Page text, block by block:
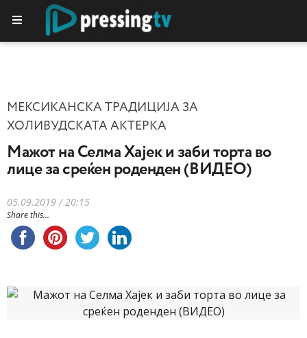
МЕКСИКАНСКА ТРАДИЦИЈА ЗА
ХОЛИВУДСКАТА АКТЕРКА
Мажот на Селма Хајек и заби торта во
лице за среќен роденден (ВИДЕО)
05.09.2019 / 20:15
Share this...